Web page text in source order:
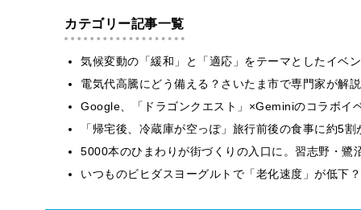
カテゴリー記事一覧
気候変動の「緩和」と「適応」をテーマとしたイベ
電気代高騰にどう備える？さいたま市で専門家が解
Google、「ドラゴンクエスト」×Geminiのコラボイ
「帰宅後、冷蔵庫が空っぽ」旅行前後の食事に約5
5000本のひまわりが街づくりの入口に。習志野・
いつものビヒダスヨーグルトで「老化速度」が低